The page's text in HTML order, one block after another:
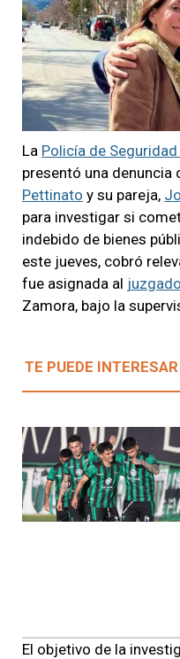
La Policía de
presentó una
Pettinato y su pareja,
para investigar si
indebido de bienes
este jueves, cobró
fue asignada al
Zamora, bajo la
TE PUEDE INTERESAR
El objetivo de la